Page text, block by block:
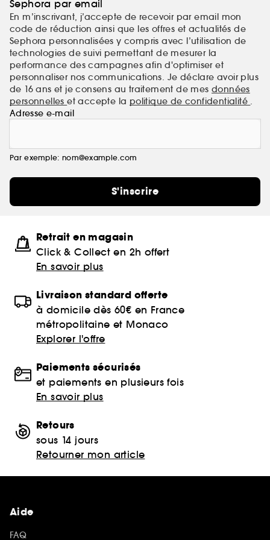
Sephora par email
En m’inscrivant, j’accepte de recevoir par email mon
code de réduction ainsi que les offres et actualités de
Sephora personnalisées y compris avec l’utilisation de
technologies de suivi permettant de mesurer la
performance des campagnes afin d'optimiser et
personnaliser nos communications. Je déclare avoir plus
de 16 ans et je consens au traitement de mes données
personnelleset accepte la politique de confidentialité .
Adresse e-mail
Par exemple: nom@example.com
S'inscrire
Retrait en magasin
Click & Collect en 2h offert
En savoir plus
Livraison standard offerte
à domicile dès 60€ en France
métropolitaine et Monaco
Explorer l'offre
Paiements sécurisés
et paiements en plusieurs fois
En savoir plus
Retours
sous 14 jours
Retourner mon article
Aide
FAQ